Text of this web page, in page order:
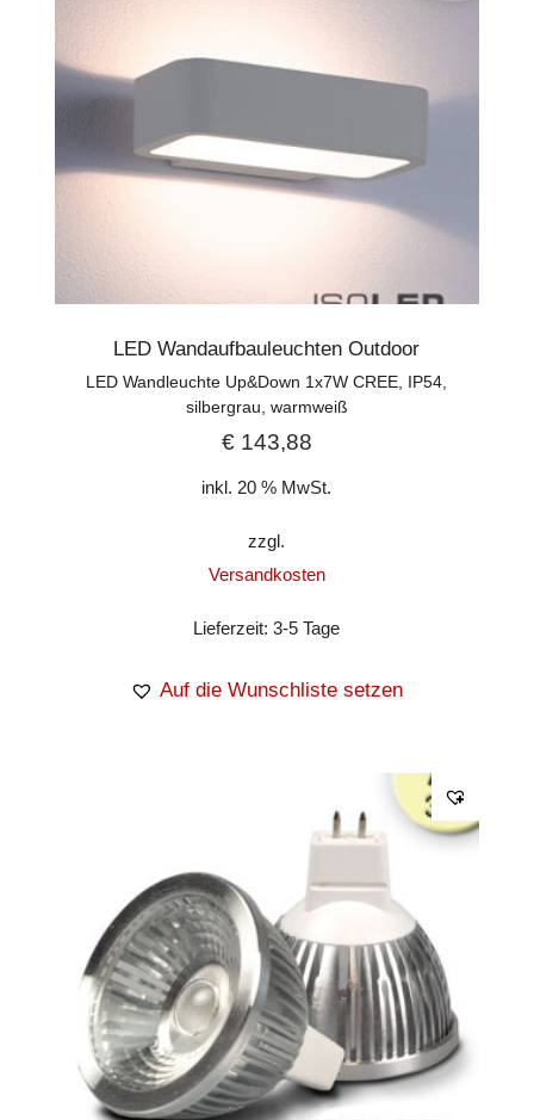
LED Wandaufbauleuchten Outdoor
LED Wandleuchte Up&Down 1x7W CREE, IP54,
silbergrau, warmweiß
€143,88
inkl. 20 % MwSt.
zzgl.
Versandkosten
Lieferzeit:3-5 Tage
Auf die Wunschliste setzen